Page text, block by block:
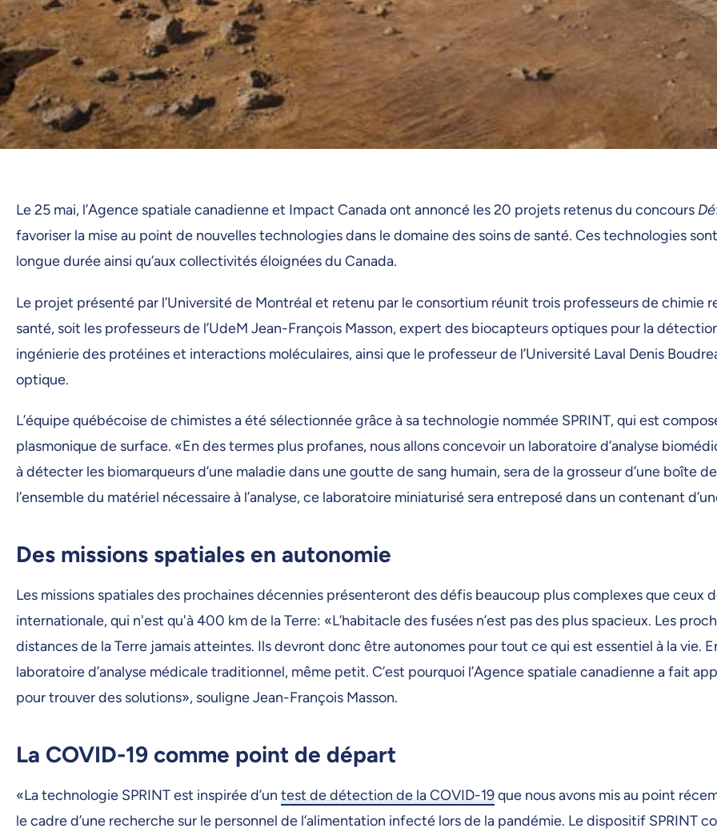
Le 25 mai, l’Agence spatiale canadienne et Impact Canada ont annoncé les 20 projets retenus du concours
favoriser la mise au point de nouvelles technologies dans le domaine des soins de santé. Ces technologies
longue durée ainsi qu’aux collectivités éloignées du Canada.
Le projet présenté par l’Université de Montréal et retenu par le consortium réunit trois professeurs de chimie
santé, soit les professeurs de l’UdeM Jean-François Masson, expert des biocapteurs optiques pour la
ingénierie des protéines et interactions moléculaires, ainsi que le professeur de l’Université Laval Denis
optique.
L’équipe québécoise de chimistes a été sélectionnée grâce à sa technologie nommée SPRINT, qui est
plasmonique de surface. «En des termes plus profanes, nous allons concevoir un laboratoire d’analyse
à détecter les biomarqueurs d’une maladie dans une goutte de sang humain, sera de la grosseur d’une boîte
l’ensemble du matériel nécessaire à l’analyse, ce laboratoire miniaturisé sera entreposé dans un contenant
Des missions spatiales en autonomie
Les missions spatiales des prochaines décennies présenteront des défis beaucoup plus complexes que ceux
internationale, qui n'est qu'à 400 km de la Terre: «L’habitacle des fusées n’est pas des plus spacieux. Les
distances de la Terre jamais atteintes. Ils devront donc être autonomes pour tout ce qui est essentiel à la vie.
laboratoire d’analyse médicale traditionnel, même petit. C’est pourquoi l’Agence spatiale canadienne a fait
pour trouver des solutions», souligne Jean-François Masson.
La COVID-19 comme point de départ
«La technologie SPRINT est inspirée d’un test de détection de la COVID-19que nous avons mis au point
le cadre d’une recherche sur le personnel de l’alimentation infecté lors de la pandémie. Le dispositif SPRINT